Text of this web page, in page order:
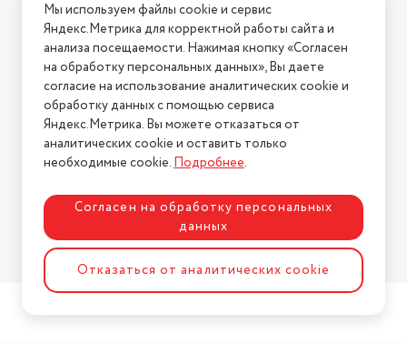
Условия возврата
Нашли ошибку на сайте? Напишите нам
2026 © Интернет-магазин "АстМаркет". У нас есть всё!
Политика конфиденциальности
Разработка сайтаASTDESIGN
Мы используем файлы cookie и сервис
Яндекс.Метрика для корректной работы сайта и
анализа посещаемости. Нажимая кнопку «Согласен
на обработку персональных данных», Вы даете
согласие на использование аналитических cookie и
обработку данных с помощью сервиса
Яндекс.Метрика. Вы можете отказаться от
аналитических cookie и оставить только
необходимые cookie.Подробнее.
Согласен на обработку персональных
данных
Отказаться от аналитических cookie